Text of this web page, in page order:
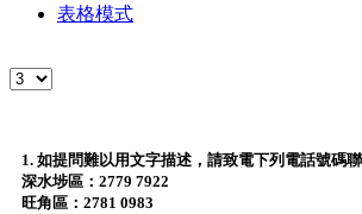
表格模式
1. 如提問難以用文字描述，請致電下列電話號碼聯
深水埗區：2779 7922
旺角區：2781 0983